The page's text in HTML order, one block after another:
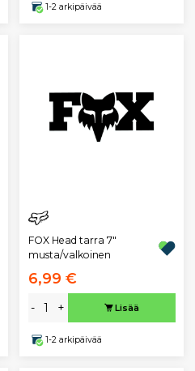
1-2 arkipäivää
FOX Head tarra 7"
musta/valkoinen
6,99 €
- + Lisää
1-2 arkipäivää